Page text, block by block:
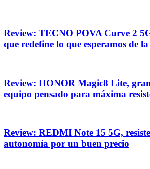
Review: TECNO POVA Curve 2
que redefine lo que esperamos de
Review: HONOR Magic8 Lite,
equipo pensado para máxima
Review: REDMI Note 15 5G,
autonomía por un buen precio